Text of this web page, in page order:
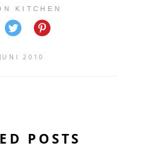
KITCHEN
2010
POSTS